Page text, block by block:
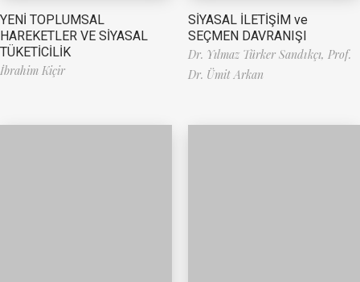
YENİ TOPLUMSAL
HAREKETLER VE SİYASAL
TÜKETİCİLİK
İbrahim Kiçir
SİYASAL İLETİŞİM ve
SEÇMEN DAVRANIŞI
Dr. Yılmaz Türker Sandıkçı, Prof.
Dr. Ümit Arkan